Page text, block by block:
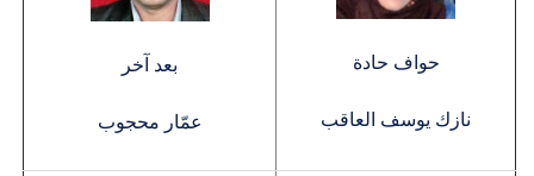
حواف حادة
نازك يوسف العاقب
بعد آخر
عمّار محجوب